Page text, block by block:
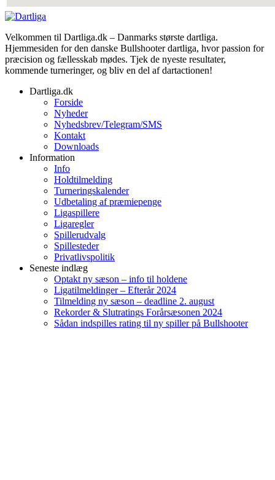
Velkommen til Dartliga.dk – Danmarks største dartliga.
Hjemmesiden for den danske Bullshooter dartliga, hvor passion for
præcision og fællesskab mødes. Tjek de nyeste resultater,
kommende turneringer, og bliv en del af dartactionen!
Dartliga.dk
Forside
Nyheder
Nyhedsbrev/Telegram/SMS
Kontakt
Downloads
Information
Info
Holdtilmelding
Turneringskalender
Udbetaling af præmiepenge
Ligaspillere
Ligaregler
Spillerudvalg
Spillesteder
Privatlivspolitik
Seneste indlæg
Optakt ny sæson – info til holdene
Ligatilmeldinger – Efterår 2024
Tilmelding ny sæson – deadline 2. august
Rekorder & Slutratings Forårsæsonen 2024
Sådan indspilles rating til ny spiller på Bullshooter